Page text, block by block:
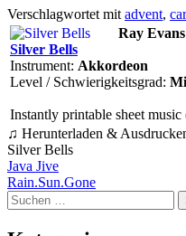
Verschlagwortet mit advent,
Ray Evans
Silver Bells
Instrument: Akkordeon
Level / Schwierigkeitsgrad:
Instantly printable sheet
♫ Herunterladen &
Silver Bells
Beitragsnavigation
Java Jive
Rain.Sun.Gone
Suchen
nach: